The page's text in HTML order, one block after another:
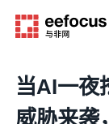
当AI一夜
威胁来袭